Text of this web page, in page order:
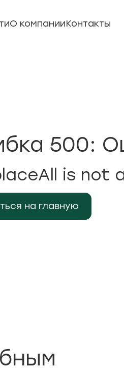
О компанииКонтакты
500:
is not
на главную